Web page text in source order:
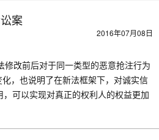
案
2016年07月08日
修改前后对于同一类型的恶意抢注行为
，也说明了在新法框架下，对诚实信
可以实现对真正的权利人的权益更加